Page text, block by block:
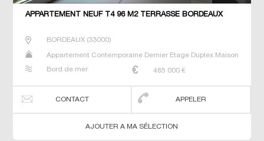
APPARTEMENT NEUF T4 96 M2 TERRASSE BORDEAUX
BORDEAUX(33000)
Appartement Contemporaine Dernier Etage Duplex Maison
Bord de mer
485 000 €
CONTACT APPELER
AJOUTER A MA SÉLECTION